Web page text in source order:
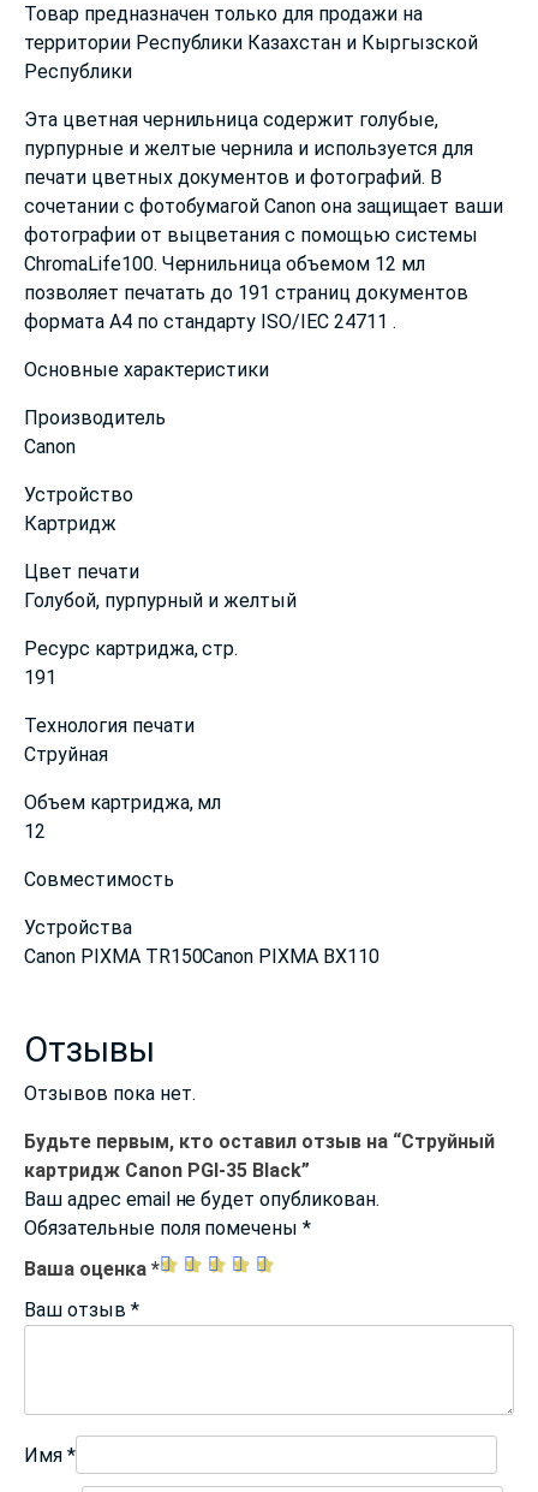
Товар предназначен только для продажи на
территории Республики Казахстан и Кыргызской
Республики
Эта цветная чернильница содержит голубые,
пурпурные и желтые чернила и используется для
печати цветных документов и фотографий. В
сочетании с фотобумагой Canon она защищает ваши
фотографии от выцветания с помощью системы
ChromaLife100. Чернильница объемом 12 мл
позволяет печатать до 191 страниц документов
формата A4 по стандарту ISO/IEC 24711 .
Основные характеристики
Производитель
Canon
Устройство
Картридж
Цвет печати
Голубой, пурпурный и желтый
Ресурс картриджа, cтр.
191
Технология печати
Струйная
Объем картриджа, мл
12
Совместимость
Устройства
Canon PIXMA TR150Canon PIXMA BX110
Отзывы
Отзывов пока нет.
Будьте первым, кто оставил отзыв на “Струйный
картридж Canon PGI-35 Black”
Ваш адрес email не будет опубликован.
Обязательные поля помечены*
Ваша оценка *
Ваш отзыв *
Имя *